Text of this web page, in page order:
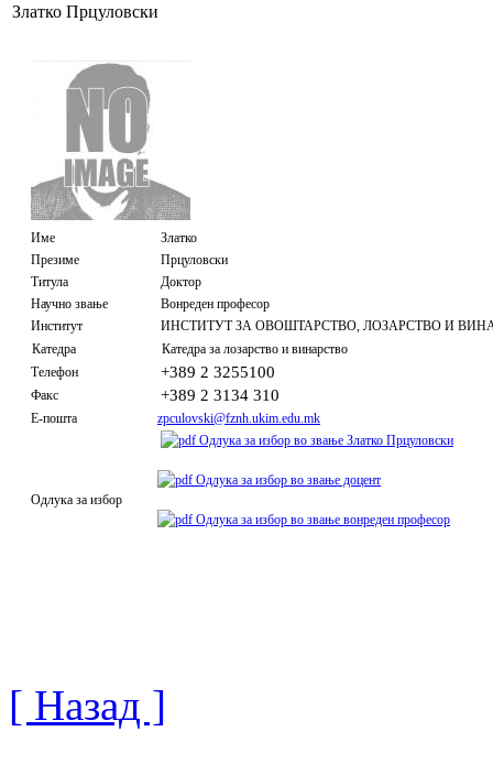
Златко Прцуловски
Име
Златко
Презиме
Прцуловски
Титула
Доктор
Научно звање
Вонреден професор
Институт
ИНСТИТУТ ЗА ОВОШТАРСТВО, ЛОЗАРСТВО И
Катедра
Катедра за лозарство и винарство
Телефон
+389 2 3255100
Факс +389 2 3134 310
Е-пошта zpculovski@fznh.ukim.edu.mk
Одлука за избор
Одлука за избор во звање Златко Прцуловски
Одлука за избор во звање доцент
Одлука за избор во звање вонреден професор
[ Назад ]